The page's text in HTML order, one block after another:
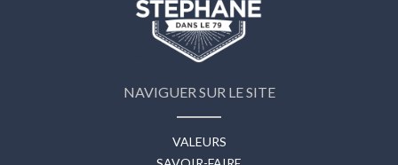
NAVIGUER SUR LE SITE
VALEURS